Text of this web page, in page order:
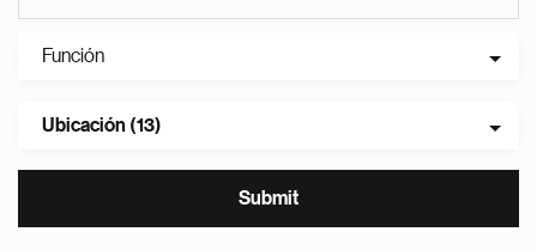
Función
Ubicación (13)